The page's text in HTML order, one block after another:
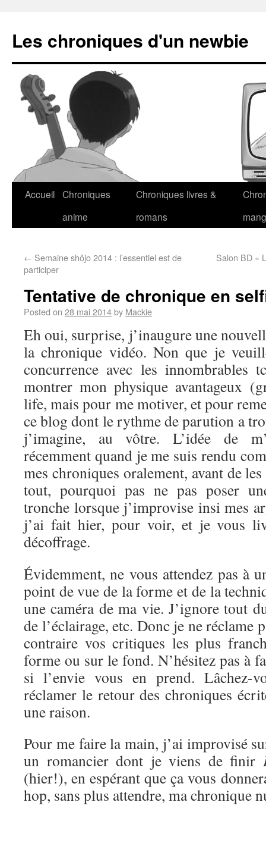
Les chroniques d'un newbie
Accueil Chroniques
anime
Chroniques livres &
romans
← Semaine shôjo 2014 : l’essentiel est de
participer
Salon BD «
Tentative de chronique en
Posted on 28 mai 2014by Mackie
Eh oui, surprise, j’inaugure une
la chronique vidéo. Non que je
concurrence avec les innombrables
montrer mon physique avantageux
life, mais pour me motiver, et pour
ce blog dont le rythme de parution a
j’imagine, au vôtre. L’idée de
récemment quand je me suis rendu
mes chroniques oralement, avant de
tout, pourquoi pas ne pas poser
tronche lorsque j’improvise insi mes
j’ai fait hier, pour voir, et je vous
décoffrage.
Évidemment, ne vous attendez pas à
point de vue de la forme et de la
une caméra de ma vie. J’ignore tout
de l’éclairage, etc. Donc je ne réclame
contraire vos critiques les plus
forme ou sur le fond. N’hésitez pas à
si l’envie vous en prend. Lâchez-
réclamer le retour des chroniques
une raison.
Pour me faire la main, j’ai improvisé
un romancier dont je viens de finir
(hier!), en espérant que ça vous
hop, sans plus attendre, ma chronique